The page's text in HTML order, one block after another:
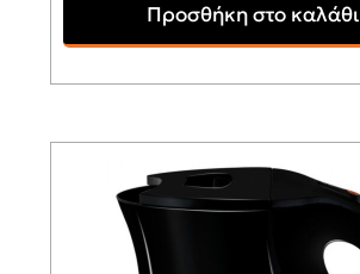
Προσθήκη στο καλάθι